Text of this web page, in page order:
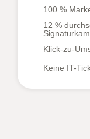
100 %
12 %
Klick-zu-
Keine IT-